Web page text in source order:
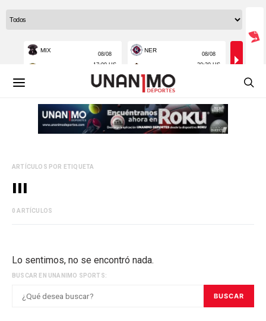
ARTÍCULOS POR ETIQUETA
III
0 ARTÍCULOS
Lo sentimos, no se encontró nada.
BUSCAR EN UNANIMO SPORTS:
BUSCAR